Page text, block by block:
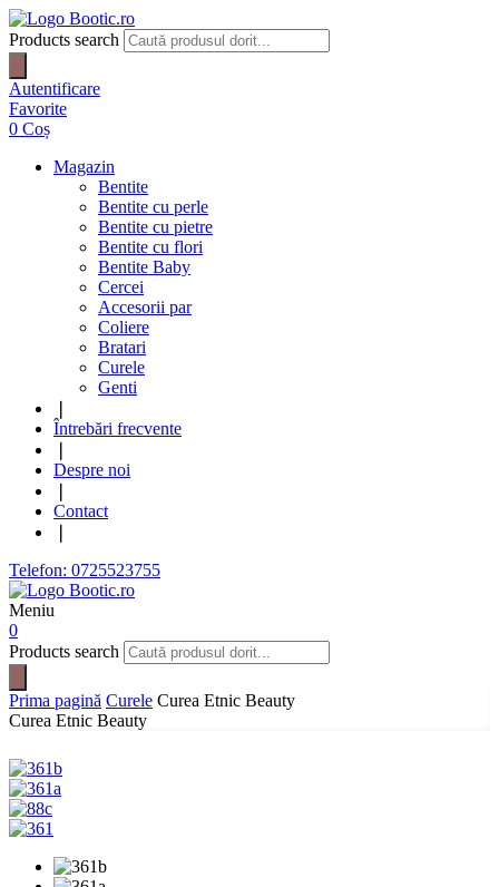
Products search
Autentificare
Favorite
0 Coș
Magazin
Bentite
Bentite cu perle
Bentite cu pietre
Bentite cu flori
Bentite Baby
Cercei
Accesorii par
Coliere
Bratari
Curele
Genti
Întrebări frecvente
Despre noi
Contact
Telefon: 0725523755
Meniu
0
Products search
Prima pagină Curele Curea Etnic Beauty
Curea Etnic Beauty